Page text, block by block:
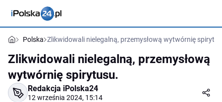
Polska Zlikwidowali nielegalną, przemysłową wytwórnię
Zlikwidowali nielegalną, przemysłową
wytwórnię spirytusu.
Redakcja iPolska24
12 września 2024, 15:14